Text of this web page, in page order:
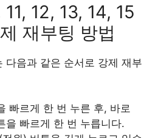
12, 13, 14, 15
재부팅 방법
다음과 같은 순서로 강제 재부
빠르게 한 번 누른 후, 바로
을 빠르게 한 번 누릅니다.